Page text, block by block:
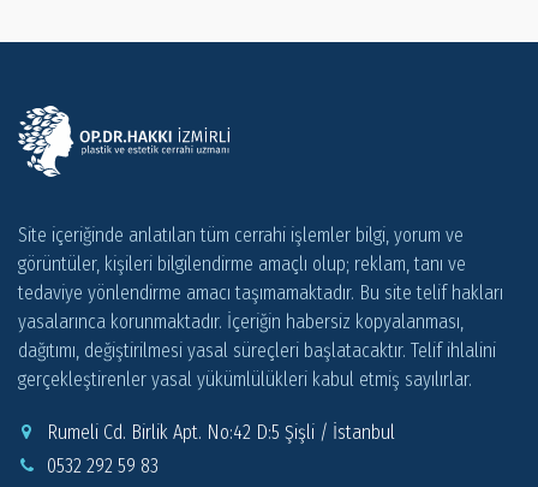
Site içeriğinde anlatılan tüm cerrahi işlemler bilgi, yorum ve
görüntüler, kişileri bilgilendirme amaçlı olup; reklam, tanı ve
tedaviye yönlendirme amacı taşımamaktadır. Bu site telif hakları
yasalarınca korunmaktadır. İçeriğin habersiz kopyalanması,
dağıtımı, değiştirilmesi yasal süreçleri başlatacaktır. Telif ihlalini
gerçekleştirenler yasal yükümlülükleri kabul etmiş sayılırlar.
Rumeli Cd. Birlik Apt. No:42 D:5 Şişli / İstanbul
0532 292 59 83